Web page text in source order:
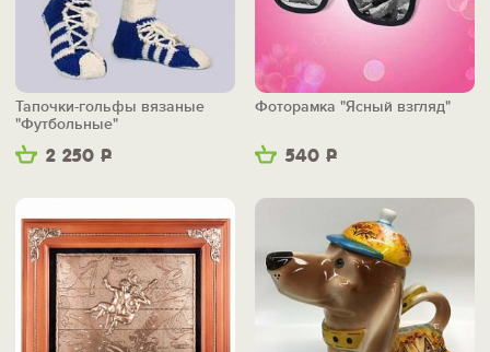
2 250 Р
Тапочки-гольфы вязаные
"Футбольные"
540 Р
Фоторамка "Ясный взгляд"